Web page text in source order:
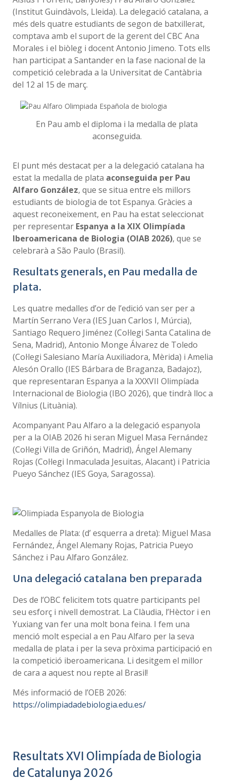
(Institut Guindàvols, Lleida). La delegació catalana, a
més dels quatre estudiants de segon de batxillerat,
comptava amb el suport de la gerent del CBC Ana
Morales i el biòleg i docent Antonio Jimeno. Tots ells
han participat a Santander en la fase nacional de la
competició celebrada a la Universitat de Cantàbria
del 12 al 15 de març.
En Pau amb el diploma i la medalla de plata
aconseguida.
El punt més destacat per a la delegació catalana ha
estat la medalla de plata aconseguida per Pau
Alfaro González, que se situa entre els millors
estudiants de biologia de tot Espanya. Gràcies a
aquest reconeixement, en Pau ha estat seleccionat
per representar Espanya a la XIX Olimpíada
Iberoamericana de Biologia (OIAB 2026), que se
celebrarà a São Paulo (Brasil).
Resultats generals, en Pau medalla de
plata.
Les quatre medalles d’or de l’edició van ser per a
Martín Serrano Vera (IES Juan Carlos I, Múrcia),
Santiago Requero Jiménez (Col·legi Santa Catalina de
Sena, Madrid), Antonio Monge Álvarez de Toledo
(Col·legi Salesiano María Auxiliadora, Mèrida) i Amelia
Alesón Orallo (IES Bárbara de Braganza, Badajoz),
que representaran Espanya a la XXXVII Olimpíada
Internacional de Biologia (IBO 2026), que tindrà lloc a
Vílnius (Lituània).
Acompanyant Pau Alfaro a la delegació espanyola
per a la OIAB 2026 hi seran Miguel Masa Fernández
(Col·legi Villa de Griñón, Madrid), Ángel Alemany
Rojas (Col·legi Inmaculada Jesuitas, Alacant) i Patricia
Pueyo Sánchez (IES Goya, Saragossa).
Medalles de Plata: (d’ esquerra a dreta): Miguel Masa
Fernández, Ángel Alemany Rojas, Patricia Pueyo
Sánchez i Pau Alfaro González.
Una delegació catalana ben preparada
Des de l’OBC felicitem tots quatre participants pel
seu esforç i nivell demostrat. La Clàudia, l’Hèctor i en
Yuxiang van fer una molt bona feina. I fem una
menció molt especial a en Pau Alfaro per la seva
medalla de plata i per la seva pròxima participació en
la competició iberoamericana. Li desitgem el millor
de cara a aquest nou repte al Brasil!
Més informació de l’OEB 2026:
https://olimpiadadebiologia.edu.es/
Resultats XVI Olimpíada de Biologia
de Catalunya 2026